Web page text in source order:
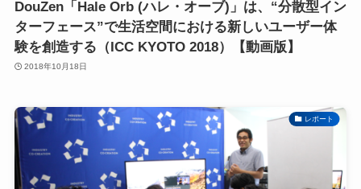
DouZen「Hale Orb (ハレ・オーブ)」は、“分散型イン
ターフェース”で生活空間における新しいユーザー体
験を創造する（ICC KYOTO 2018）【動画版】
2018年10月18日
レポート